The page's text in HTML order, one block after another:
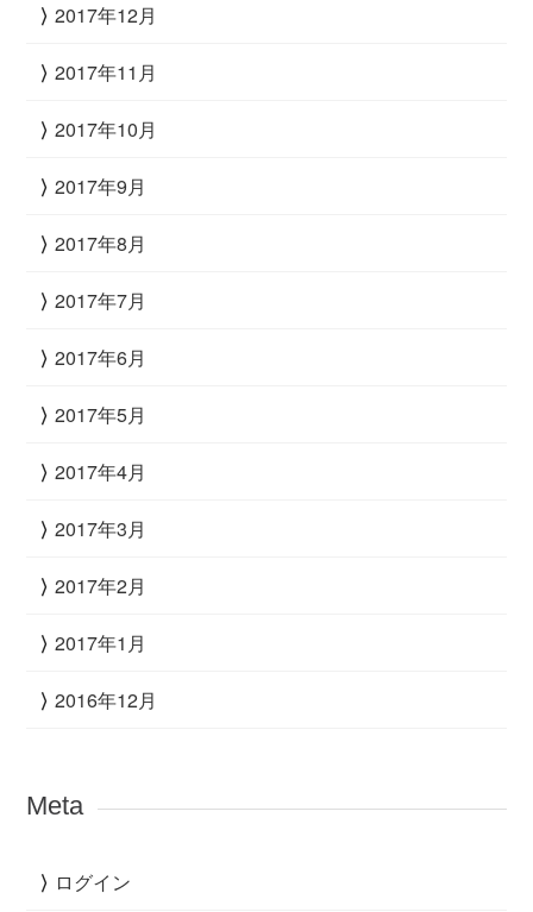
2017年12月
2017年11月
2017年10月
2017年9月
2017年8月
2017年7月
2017年6月
2017年5月
2017年4月
2017年3月
2017年2月
2017年1月
2016年12月
Meta
ログイン